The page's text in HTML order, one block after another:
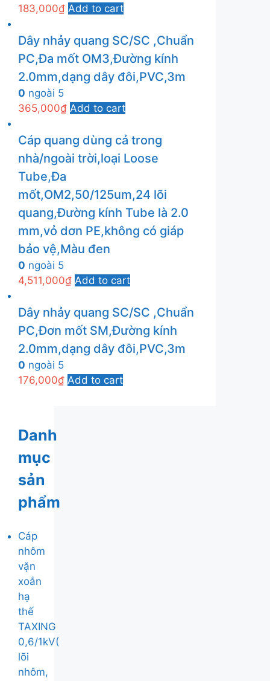
183,000₫ Add to cart
Dây nhảy quang SC/SC ,Chuẩn
PC,Đa mốt OM3,Đường kính
2.0mm,dạng dây đôi,PVC,3m
0 ngoài 5
365,000₫ Add to cart
Cáp quang dùng cả trong
nhà/ngoài trời,loại Loose
Tube,Đa
mốt,OM2,50/125um,24 lõi
quang,Đường kính Tube là 2.0
mm,vỏ dơn PE,không có giáp
bảo vệ,Màu đen
0 ngoài 5
4,511,000₫ Add to cart
Dây nhảy quang SC/SC ,Chuẩn
PC,Đơn mốt SM,Đường kính
2.0mm,dạng dây đôi,PVC,3m
0 ngoài 5
176,000₫ Add to cart
Danh
mục
sản
phẩm
Cáp
nhôm
vặn
xoắn
hạ
thế
TAXING
0,6/1kV(
lõi
nhôm,